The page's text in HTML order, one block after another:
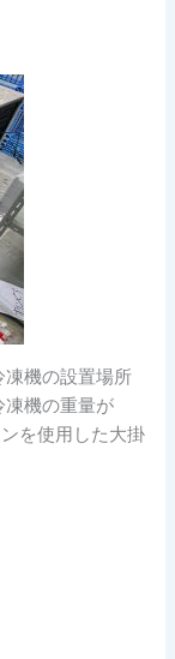
凍機の設置場所
凍機の重量が
を使用した大掛